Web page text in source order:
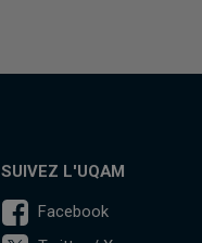
SUIVEZ L'UQAM
Facebook